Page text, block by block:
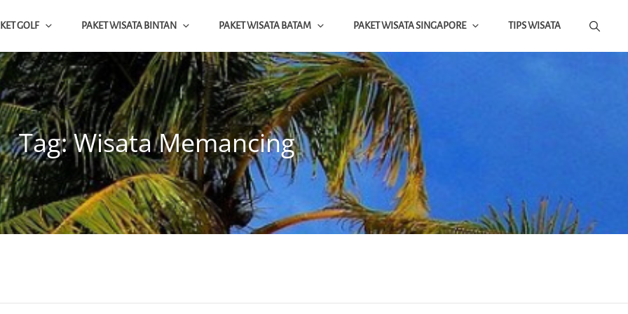
GOLF PAKET WISATA BINTAN PAKET WISATA BATAM PAKET WISATA SINGAPORE TIPS WISATA
Tag:Wisata Memancing